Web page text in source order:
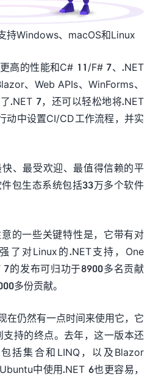
持Windows、macOS和Linux
高的性能和C# 11/F# 7、.NET
、Web APIs、WinForms、
.NET 7，还可以轻松地将.NET
动中设置CI/CD工作流程，并实
、最受欢迎、最值得信赖的平
包生态系统包括33万多个软件
的一些关键特性是，它带有对
了对Linux的.NET支持，One
的发布可归功于8900多名贡献
多份贡献。
在仍然有一点时间来使用它，它
持的终点。去年，这一版本还
括集合和LINQ，以及Blazor
中使用.NET 6也更容易，